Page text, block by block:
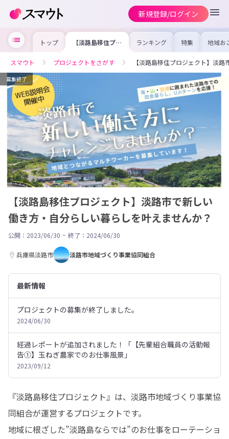
新規登録/ログイン
トップ 【淡路島移住プロ
ジェクト】淡路市
自分らしい暮らし
を叶えませんか？
ランキング 特集 地域お
の求
を集め
事内容
を比較
合った
けよう
スマウト プロジェクトをさがす 【淡路島移住プロジェクト】淡
募集終了
【淡路島移住プロジェクト】淡路市で新しい
働き方・自分らしい暮らしを叶えませんか？
公開：2023/06/30 ~ 終了：2024/06/30
兵庫県淡路市 淡路市地域づくり事業協同組合
最新情報
プロジェクトの募集が終了しました。
2024/06/30
経過レポートが追加されました！「【先輩組合職員の活動報
告①】玉ねぎ農家でのお仕事風景」
2023/09/12
『淡路島移住プロジェクト』は、淡路市地域づくり事業協
同組合が運営するプロジェクトです。
地域に根ざした”淡路島ならでは”のお仕事をローテーショ